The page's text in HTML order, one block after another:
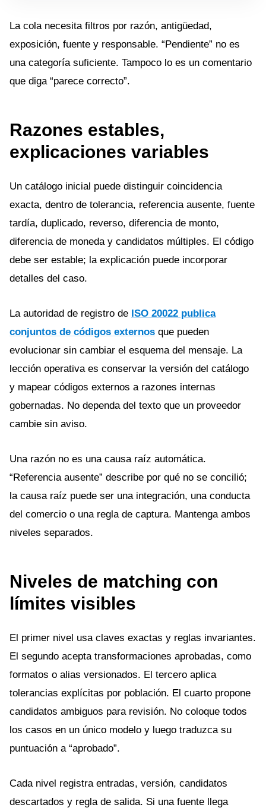
La cola necesita filtros por razón, antigüedad,
exposición, fuente y responsable. “Pendiente” no es
una categoría suficiente. Tampoco lo es un comentario
que diga “parece correcto”.
Razones estables,
explicaciones variables
Un catálogo inicial puede distinguir coincidencia
exacta, dentro de tolerancia, referencia ausente, fuente
tardía, duplicado, reverso, diferencia de monto,
diferencia de moneda y candidatos múltiples. El código
debe ser estable; la explicación puede incorporar
detalles del caso.
La autoridad de registro de ISO 20022 publica
conjuntos de códigos externos que pueden
evolucionar sin cambiar el esquema del mensaje. La
lección operativa es conservar la versión del catálogo
y mapear códigos externos a razones internas
gobernadas. No dependa del texto que un proveedor
cambie sin aviso.
Una razón no es una causa raíz automática.
“Referencia ausente” describe por qué no se concilió;
la causa raíz puede ser una integración, una conducta
del comercio o una regla de captura. Mantenga ambos
niveles separados.
Niveles de matching con
límites visibles
El primer nivel usa claves exactas y reglas invariantes.
El segundo acepta transformaciones aprobadas, como
formatos o alias versionados. El tercero aplica
tolerancias explícitas por población. El cuarto propone
candidatos ambiguos para revisión. No coloque todos
los casos en un único modelo y luego traduzca su
puntuación a “aprobado”.
Cada nivel registra entradas, versión, candidatos
descartados y regla de salida. Si una fuente llega